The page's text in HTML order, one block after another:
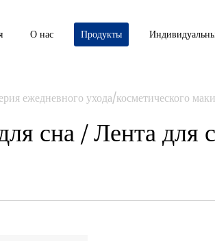
О нас Продукты
ежедневного ухода/косметического
сна / Лента для